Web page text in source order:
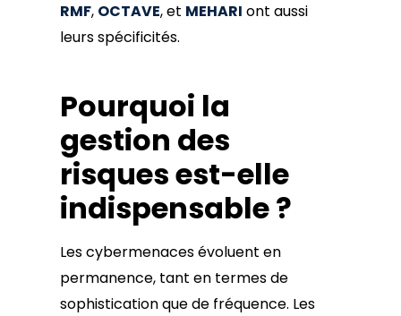
RMF, OCTAVE, et MEHARI ont aussi
leurs spécificités.
Pourquoi la
gestion des
risques est-elle
indispensable ?
Les cybermenaces évoluent en
permanence, tant en termes de
sophistication que de fréquence. Les